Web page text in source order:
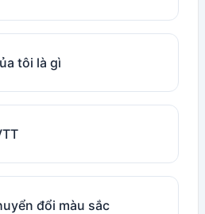
tôi là gì
đổi màu sắc